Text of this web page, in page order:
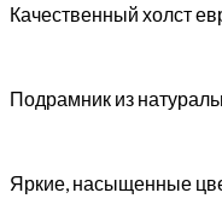
Качественный холст
Подрамник из
Яркие, насыщенные